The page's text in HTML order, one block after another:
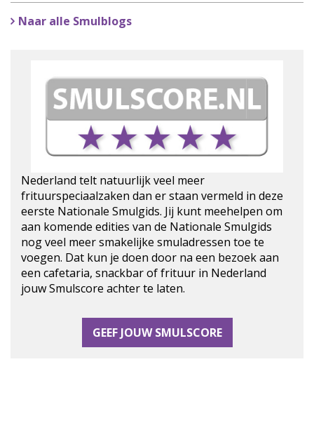
Naar alle Smulblogs
Nederland telt natuurlijk veel meer
frituurspeciaalzaken dan er staan vermeld in deze
eerste Nationale Smulgids. Jij kunt meehelpen om
aan komende edities van de Nationale Smulgids
nog veel meer smakelijke smuladressen toe te
voegen. Dat kun je doen door na een bezoek aan
een cafetaria, snackbar of frituur in Nederland
jouw Smulscore achter te laten.
GEEF JOUW SMULSCORE